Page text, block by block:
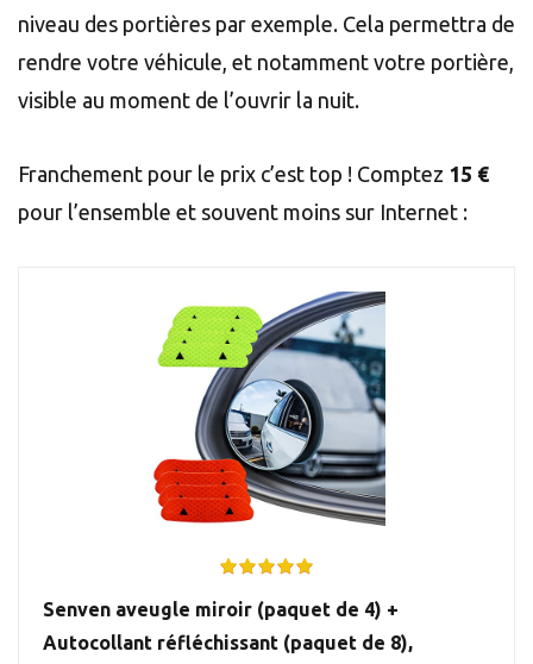
niveau des portières par exemple. Cela permettra de
rendre votre véhicule, et notamment votre portière,
visible au moment de l’ouvrir la nuit.
Franchement pour le prix c’est top ! Comptez 15 €
pour l’ensemble et souvent moins sur Internet :
Senven aveugle miroir (paquet de 4) +
Autocollant réfléchissant (paquet de 8),